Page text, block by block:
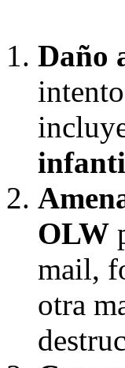
Daño
OLW
mail,
otra